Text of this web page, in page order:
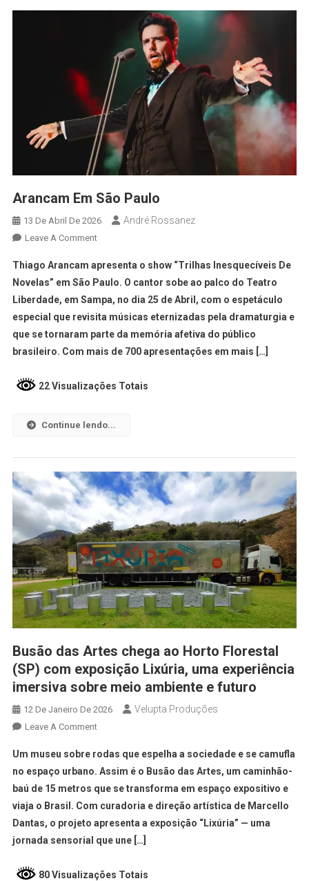
Arancam Em São Paulo
13 De Abril De 2026 André Rossanez
Leave A Comment
Thiago Arancam apresenta o show “Trilhas Inesquecíveis De
Novelas” em São Paulo. O cantor sobe ao palco do Teatro
Liberdade, em Sampa, no dia 25 de Abril, com o espetáculo
especial que revisita músicas eternizadas pela dramaturgia e
que se tornaram parte da memória afetiva do público
brasileiro. Com mais de 700 apresentações em mais […]
22 Visualizações Totais
Continue lendo...
Busão das Artes chega ao Horto Florestal
(SP) com exposição Lixúria, uma experiência
imersiva sobre meio ambiente e futuro
12 De Janeiro De 2026 Velupta Produções
Leave A Comment
Um museu sobre rodas que espelha a sociedade e se camufla
no espaço urbano. Assim é o Busão das Artes, um caminhão-
baú de 15 metros que se transforma em espaço expositivo e
viaja o Brasil. Com curadoria e direção artística de Marcello
Dantas, o projeto apresenta a exposição “Lixúria” — uma
jornada sensorial que une […]
80 Visualizações Totais